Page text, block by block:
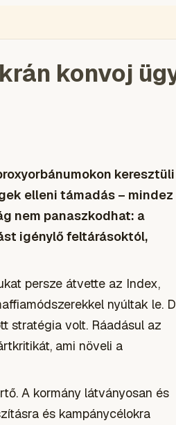
konvoj
keresztüli
elleni támadás – mindez
nem panaszkodhat: a
igénylő feltárásoktól,
persze átvette az Index,
nyúltak le.
stratégia volt. Ráadásul az
ami növeli a
A kormány látványosan és
és kampánycélokra